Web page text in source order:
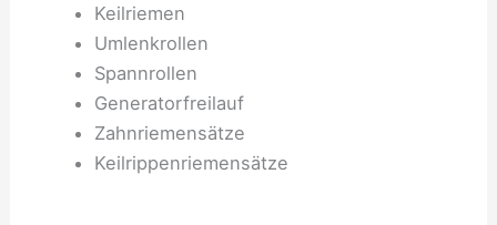
Keilriemen
Umlenkrollen
Spannrollen
Generatorfreilauf
Zahnriemensätze
Keilrippenriemensätze